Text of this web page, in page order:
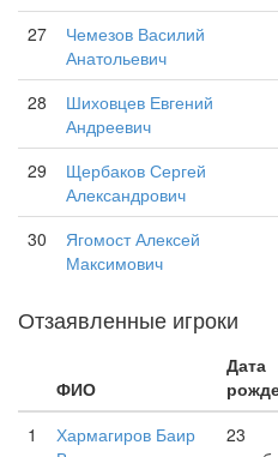
27
Чемезов Василий
Анатольевич
28
Шиховцев Евгений
Андреевич
29
Щербаков Сергей
Александрович
30
Ягомост Алексей
Максимович
Отзаявленные игроки
ФИО
Дата
1
Хармагиров Баир
23